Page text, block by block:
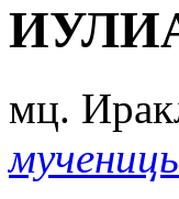
мц.